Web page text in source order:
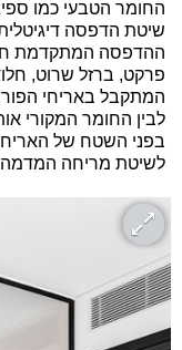
החומר הטבעי כמו
שיטת הדפסה
ההדפסה המתקדמת
פרקט, ברזל שרוט,
המתקבל באריחי
לבין החומר המקורי
בפני השטח של האריח
לשיטת מריחה המדמה